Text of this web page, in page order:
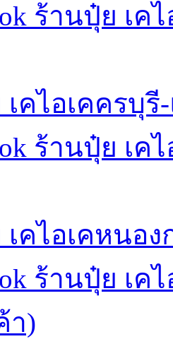
ร้านปุ๋ย เ
เคไอเคครบุ
ร้านปุ๋ย เ
คไอเคหนอ
ร้านปุ๋ย เ
า)